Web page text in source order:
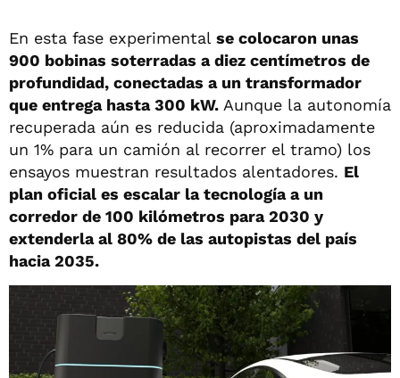
En esta fase experimental se colocaron unas
900 bobinas soterradas a diez centímetros de
profundidad, conectadas a un transformador
que entrega hasta 300 kW. Aunque la autonomía
recuperada aún es reducida (aproximadamente
un 1% para un camión al recorrer el tramo) los
ensayos muestran resultados alentadores. El
plan oficial es escalar la tecnología a un
corredor de 100 kilómetros para 2030 y
extenderla al 80% de las autopistas del país
hacia 2035.